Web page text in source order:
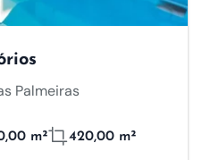
Palmeiras
m² 420,00 m²